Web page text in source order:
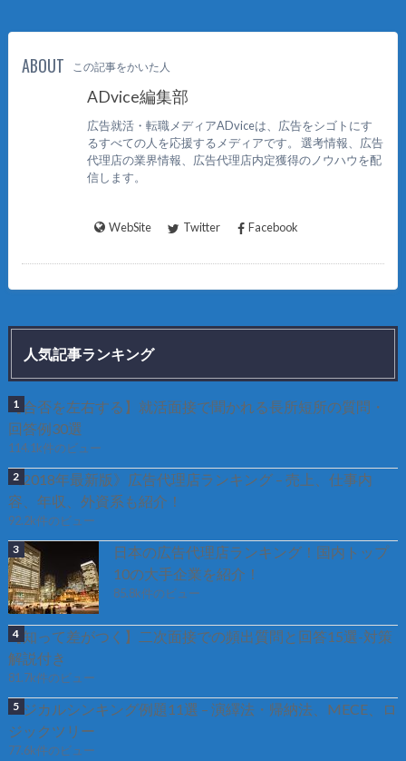
ABOUT この記事をかいた人
ADvice編集部
広告就活・転職メディアADviceは、広告をシゴトにす
るすべての人を応援するメディアです。 選考情報、広告
代理店の業界情報、広告代理店内定獲得のノウハウを配
信します。
WebSite Twitter Facebook
人気記事ランキング
【合否を左右する】就活面接で聞かれる長所短所の質問・
回答例30選
114.1k件のビュー
《2018年最新版》広告代理店ランキング – 売上、仕事内
容、年収、外資系も紹介！
92.2k件のビュー
日本の広告代理店ランキング！国内トップ
10の大手企業を紹介！
85.8k件のビュー
【知って差がつく】二次面接での頻出質問と回答15選-対策
解説付き
81.7k件のビュー
ロジカルシンキング例題11選 – 演繹法・帰納法、MECE、ロ
ジックツリー
77.6k件のビュー